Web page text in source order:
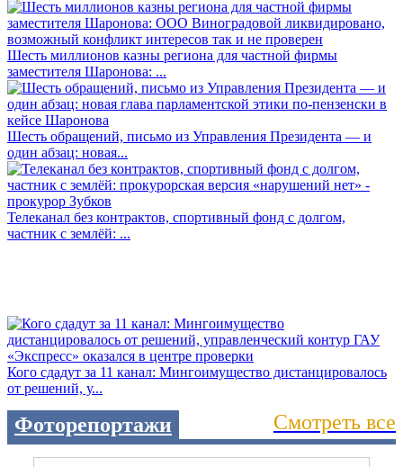
Шесть миллионов казны региона для частной фирмы
заместителя Шаронова: ...
Шесть обращений, письмо из Управления Президента — и
один абзац: новая...
Телеканал без контрактов, спортивный фонд с долгом,
частник с землёй: ...
Кого сдадут за 11 канал: Мингоимущество дистанцировалось
от решений, у...
Фоторепортажи Смотреть все